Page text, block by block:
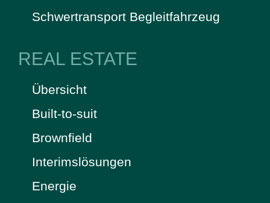
Schwertransport Begleitfahrzeug
REAL ESTATE
Übersicht
Built-to-suit
Brownfield
Interimslösungen
Energie